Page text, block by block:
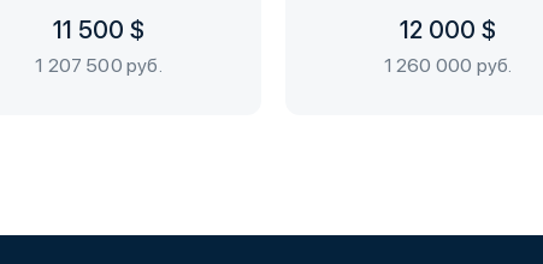
11 500 $
1 207 500 руб.
12 000 $
1 260 000 руб.